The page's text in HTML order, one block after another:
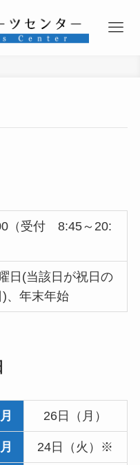
（受付 8:45～20:
日(当該日が祝日の
、年末年始
26日（月）
24日（火）※